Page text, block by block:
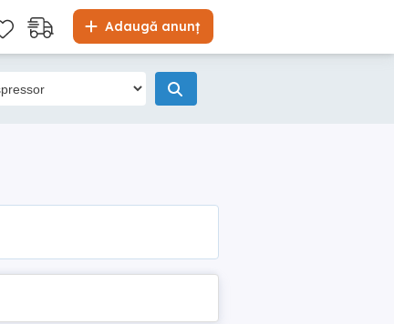
Adaugă anunț